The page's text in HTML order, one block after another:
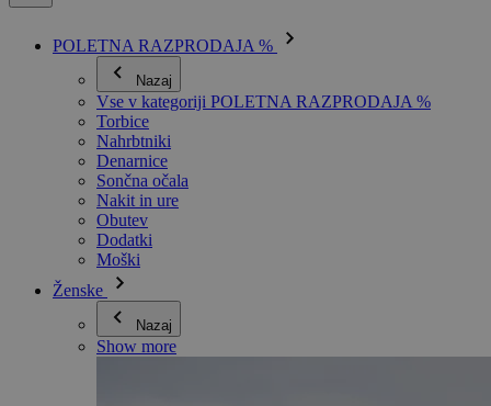
POLETNA RAZPRODAJA %
Nazaj
Vse v kategoriji POLETNA RAZPRODAJA %
Torbice
Nahrbtniki
Denarnice
Sončna očala
Nakit in ure
Obutev
Dodatki
Moški
Ženske
Nazaj
Show more